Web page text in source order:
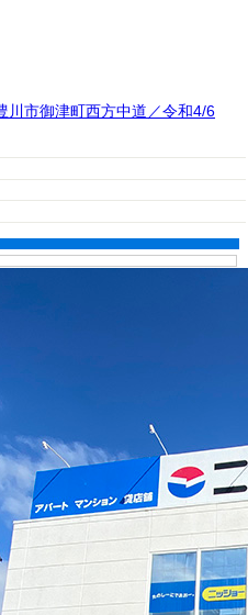
市御津町西方中道／令和4/6